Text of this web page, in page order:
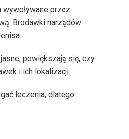
przez
Brodawki narządów
powiększają się, czy
i ich lokalizacji.
leczenia, dlatego